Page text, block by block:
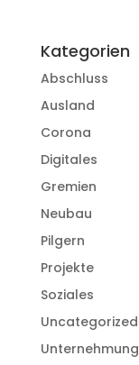
Kategorien
Abschluss
Ausland
Corona
Digitales
Gremien
Neubau
Pilgern
Projekte
Soziales
Uncategorized
Unternehmung